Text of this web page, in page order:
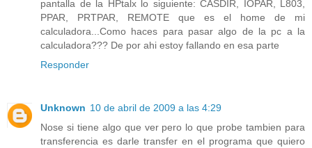
pantalla de la HPtalx lo siguiente: CASDIR, IOPAR, L803,
PPAR, PRTPAR, REMOTE que es el home de mi
calculadora...Como haces para pasar algo de la pc a la
calculadora??? De por ahi estoy fallando en esa parte
Responder
Unknown 10 de abril de 2009 a las 4:29
Nose si tiene algo que ver pero lo que probe tambien para
transferencia es darle transfer en el programa que quiero